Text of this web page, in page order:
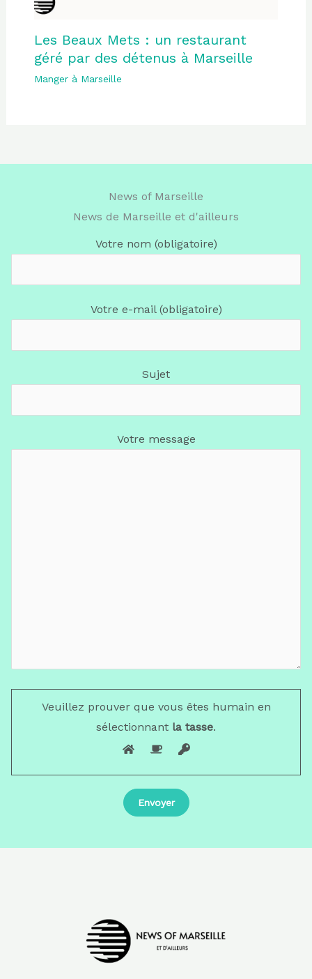
Les Beaux Mets : un restaurant
géré par des détenus à Marseille
Manger à Marseille
News of Marseille
News de Marseille et d'ailleurs
Votre nom (obligatoire)
Votre e-mail (obligatoire)
Sujet
Votre message
Veuillez prouver que vous êtes humain en
sélectionnant la tasse.